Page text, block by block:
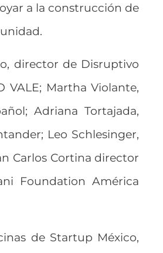
a la construcción de
director de Disruptivo
VALE; Martha Violante,
Adriana Tortajada,
Leo Schlesinger,
Carlos Cortina director
Foundation América
de Startup México,